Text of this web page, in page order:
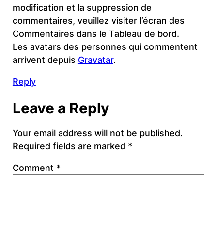
modification et la suppression de
commentaires, veuillez visiter l’écran des
Commentaires dans le Tableau de bord.
Les avatars des personnes qui commentent
arrivent depuis Gravatar.
Reply
Leave a Reply
Your email address will not be published.
Required fields are marked *
Comment *